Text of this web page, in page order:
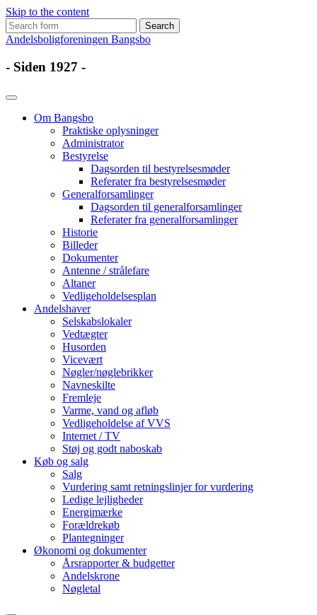
Skip to the content
Search
for:
Andelsboligforeningen Bangsbo
- Siden 1927 -
Om Bangsbo
Praktiske oplysninger
Administrator
Bestyrelse
Dagsorden til bestyrelsesmøder
Referater fra bestyrelsesmøder
Generalforsamlinger
Dagsorden til generalforsamlinger
Referater fra generalforsamlinger
Historie
Billeder
Dokumenter
Antenne / strålefare
Altaner
Vedligeholdelsesplan
Andelshaver
Selskabslokaler
Vedtægter
Husorden
Vicevært
Nøgler/nøglebrikker
Navneskilte
Fremleje
Varme, vand og afløb
Vedligeholdelse af VVS
Internet / TV
Støj og godt naboskab
Køb og salg
Salg
Vurdering samt retningslinjer for vurdering
Ledige lejligheder
Energimærke
Forældrekøb
Plantegninger
Økonomi og dokumenter
Årsrapporter & budgetter
Andelskrone
Nøgletal